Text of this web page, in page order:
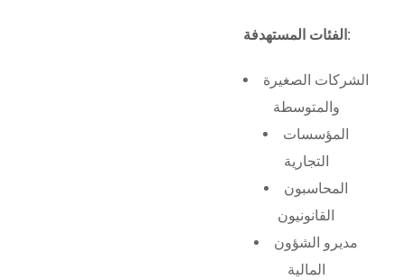
الفئات المستهدفة:
الشركات الصغيرة
والمتوسطة
المؤسسات
التجارية
المحاسبون
القانونيون
مديرو الشؤون
المالية